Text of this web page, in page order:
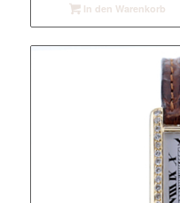
In den Warenkorb